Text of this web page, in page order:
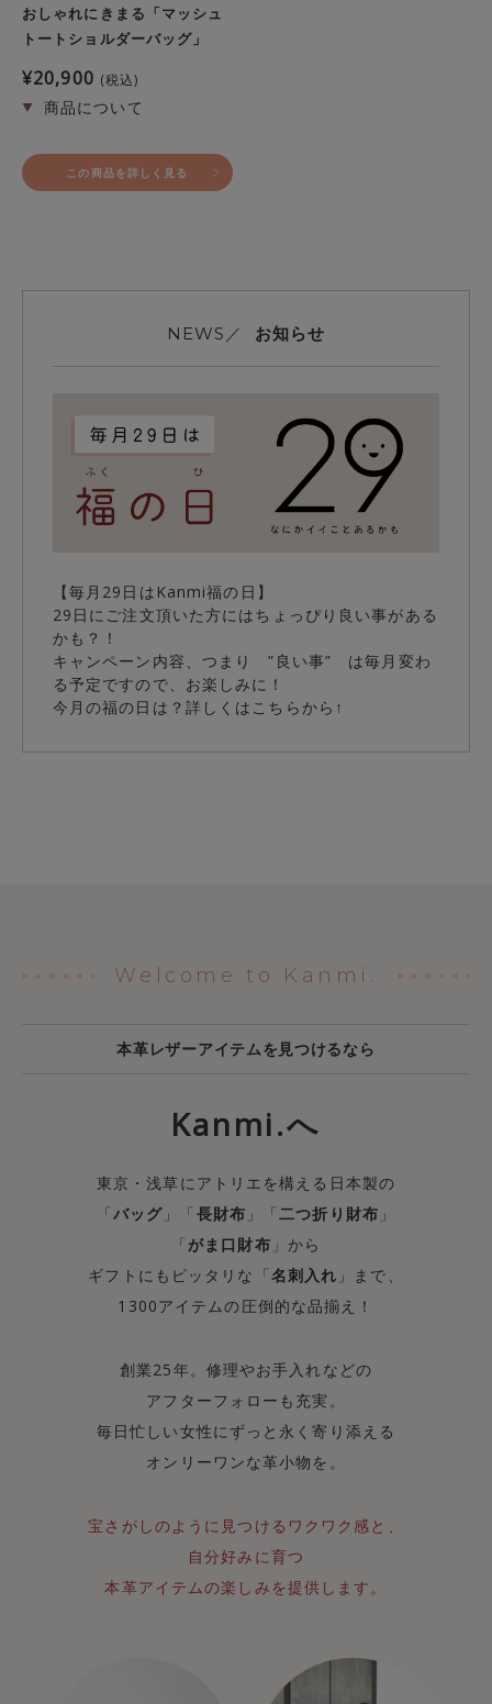
おしゃれにきまる「マッシュ
トートショルダーバッグ」
¥20,900 税込
この商品を詳しく見る
NEWS／ お知らせ
【毎月29日はKanmi福の日】
29日にご注文頂いた方にはちょっぴり良い事がある
かも？！
キャンペーン内容、つまり ”良い事” は毎月変わ
る予定ですので、お楽しみに！
今月の福の日は？詳しくはこちらから↑
Welcome to Kanmi.
本革レザーアイテムを見つけるなら
Kanmi.へ
東京・浅草にアトリエを構える日本製の
「バッグ 」「 長財布 」「二つ折り財布 」
「 がま口財布 」から
ギフトにもピッタリな「名刺入れ 」まで、
1300アイテムの圧倒的な品揃え！
創業25年。修理やお手入れなどの
アフターフォローも充実。
毎日忙しい女性にずっと永く寄り添える
オンリーワンな革小物を。
宝さがしのように見つけるワクワク感と、
自分好みに育つ
本革アイテムの楽しみを提供します。